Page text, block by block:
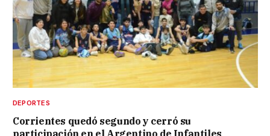
DEPORTES
Corrientes quedó segundo y cerró su